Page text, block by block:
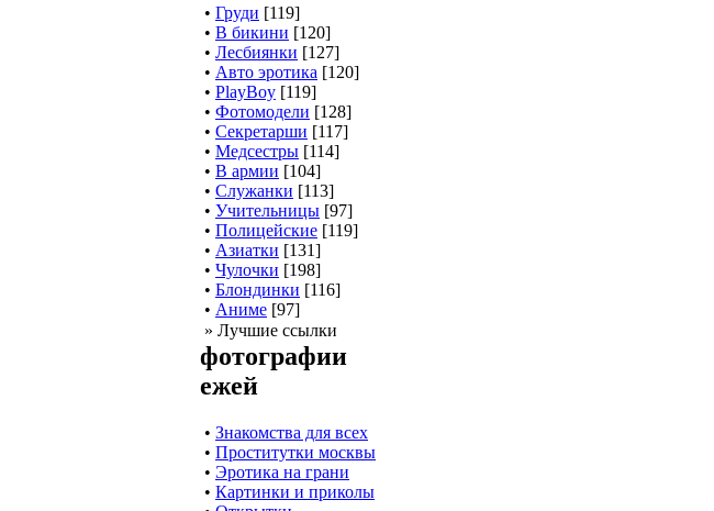
• Груди [119]
• В бикини [120]
• Лесбиянки [127]
• Авто эротика [120]
• PlayBoy [119]
• Фотомодели [128]
• Секретарши [117]
• Медсестры [114]
• В армии [104]
• Служанки [113]
• Учительницы [97]
• Полицейские [119]
• Азиатки [131]
• Чулочки [198]
• Блондинки [116]
• Аниме [97]
» Лучшие ссылки
фотографии
ежей
• Знакомства для всех
• Проститутки москвы
• Эротика на грани
• Картинки и приколы